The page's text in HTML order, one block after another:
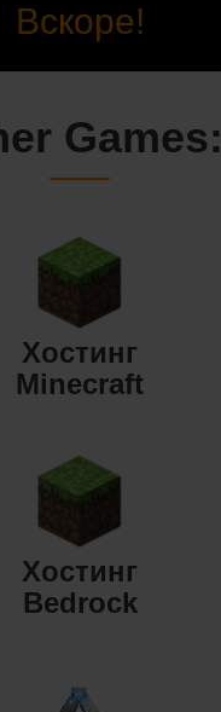
Вскоре!
Games:
Хостинг
Minecraft
Хостинг
Bedrock